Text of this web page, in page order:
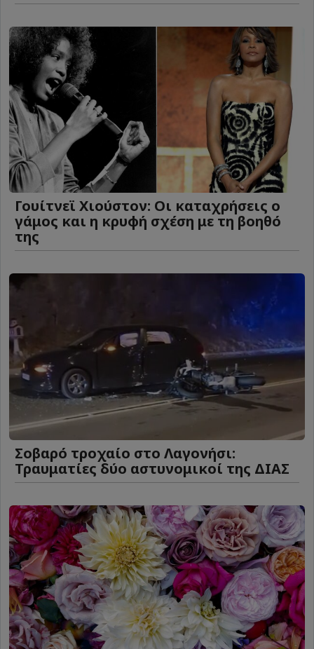
Γουίτνεϊ Χιούστον: Οι καταχρήσεις ο
γάμος και η κρυφή σχέση με τη βοηθό
της
Σοβαρό τροχαίο στο Λαγονήσι:
Τραυματίες δύο αστυνομικοί της ΔΙΑΣ